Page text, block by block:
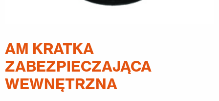
AM KRATKA
ZABEZPIECZAJĄCA
WEWNĘTRZNA